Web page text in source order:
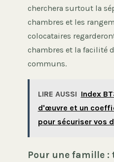
cherchera surtout la
chambres et les
colocataires
chambres et la facilité
communs.
LIRE AUSSI Index
d'œuvre et un
pour sécuriser vos
Pour une famille :